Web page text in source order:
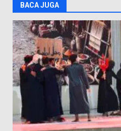
BACA JUGA